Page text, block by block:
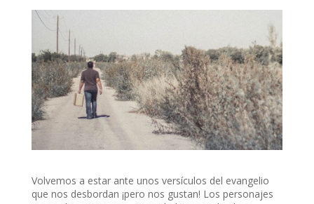
Volvemos a estar ante unos versículos del evangelio
que nos desbordan ¡pero nos gustan! Los personajes